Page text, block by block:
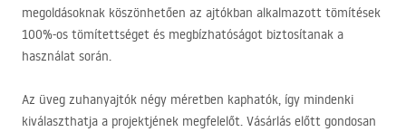
megoldásoknak köszönhetően az ajtókban alkalmazott tömítések
100%-os tömítettséget és megbízhatóságot biztosítanak a
használat során.
Az üveg zuhanyajtók négy méretben kaphatók, így mindenki
kiválaszthatja a projektjének megfelelőt. Vásárlás előtt gondosan